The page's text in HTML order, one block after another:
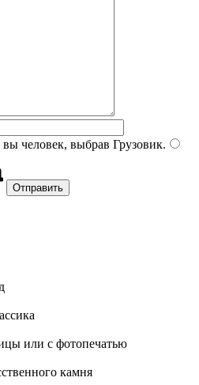
человек, выбрав Грузовик.
или с фотопечатью
камня